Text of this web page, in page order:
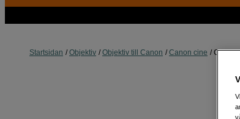
Startsidan Objektiv Objektiv till Canon Canon cine Canon